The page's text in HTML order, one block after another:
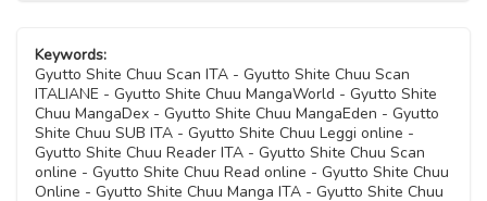
Keywords:
Gyutto Shite Chuu Scan ITA - Gyutto Shite Chuu Scan
ITALIANE - Gyutto Shite Chuu MangaWorld - Gyutto Shite
Chuu MangaDex - Gyutto Shite Chuu MangaEden - Gyutto
Shite Chuu SUB ITA - Gyutto Shite Chuu Leggi online -
Gyutto Shite Chuu Reader ITA - Gyutto Shite Chuu Scan
online - Gyutto Shite Chuu Read online - Gyutto Shite Chuu
Online - Gyutto Shite Chuu Manga ITA - Gyutto Shite Chuu